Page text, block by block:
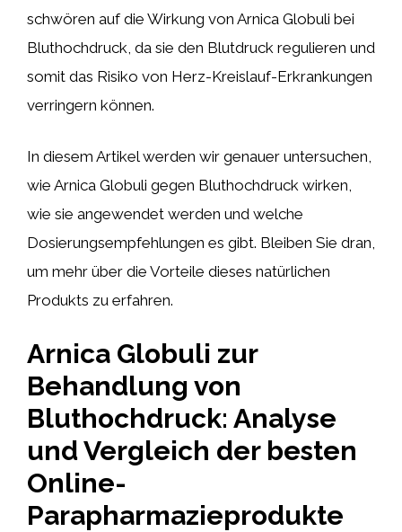
schwören auf die Wirkung von Arnica Globuli bei
Bluthochdruck, da sie den Blutdruck regulieren und
somit das Risiko von Herz-Kreislauf-Erkrankungen
verringern können.
In diesem Artikel werden wir genauer untersuchen,
wie Arnica Globuli gegen Bluthochdruck wirken,
wie sie angewendet werden und welche
Dosierungsempfehlungen es gibt. Bleiben Sie dran,
um mehr über die Vorteile dieses natürlichen
Produkts zu erfahren.
Arnica Globuli zur
Behandlung von
Bluthochdruck: Analyse
und Vergleich der besten
Online-
Parapharmazieprodukte